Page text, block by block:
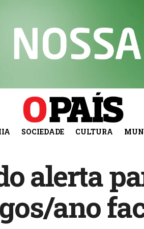
SOCIEDADE CULTURA
alerta
ano